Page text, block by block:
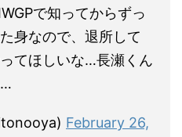
で知ってからずっ
身なので、退所して
てほしいな…長瀬くん
…
February 26,